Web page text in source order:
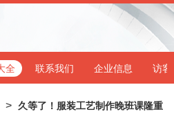
全 联系我们 企业信息 访客
> 久等了！服装工艺制作晚班课隆重